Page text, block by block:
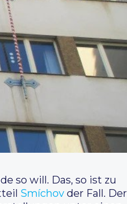
so will. Das, so ist zu
Smíchov der Fall. Der